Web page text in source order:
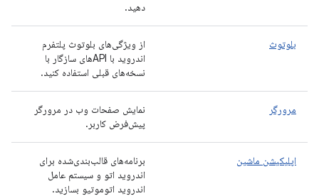
دهید.
بلوتوث
از ویژگی‌های بلوتوث پلتفرم
اندروید با APIهای سازگار با
نسخه‌های قبلی استفاده کنید.
مرورگر
نمایش صفحات وب در مرورگر
پیش‌فرض کاربر.
اپلیکیشن ماشین
برنامه‌های قالب‌بندی‌شده برای
اندروید اتو و سیستم عامل
اندروید اتوموتیو بسازید.